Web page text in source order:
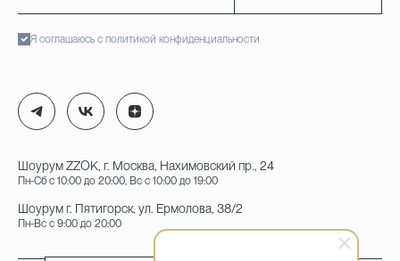
Я соглашаюсь с политикой конфиденциальности
Шоурум ZZOK, г. Москва, Нахимовский пр., 24
Пн-Сб с 10:00 до 20:00, Вс с 10:00 до 19:00
Шоурум г. Пятигорск, ул. Ермолова, 38/2
Пн-Вс с 9:00 до 20:00